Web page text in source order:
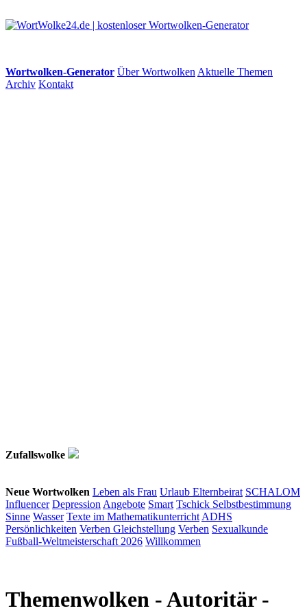
Wortwolken-Generator Über Wortwolken Aktuelle Themen
Archiv Kontakt
Zufallswolke
Neue Wortwolken Leben als Frau Urlaub Elternbeirat SCHALOM
Influencer Depression Angebote Smart Tschick Selbstbestimmung
Sinne Wasser Texte im Mathematikunterricht ADHS
Persönlichkeiten Verben Gleichstellung Verben Sexualkunde
Fußball-Weltmeisterschaft 2026 Willkommen
Themenwolken - Autoritär -